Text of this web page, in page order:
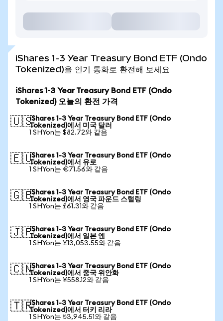
iShares 1-3 Year Treasury Bond ETF (Ondo
Tokenized)을 인기 통화로 환전해 보세요
iShares 1-3 Year Treasury Bond ETF (Ondo
Tokenized) 오늘의 환전 가격
🇺🇸iShares 1-3 Year Treasury Bond ETF (Ondo
Tokenized)에서 미국 달러
1 SHYon는 $82.72와 같음
🇪🇺iShares 1-3 Year Treasury Bond ETF (Ondo
Tokenized)에서 유로
1 SHYon는 €71.56와 같음
🇬🇧iShares 1-3 Year Treasury Bond ETF (Ondo
Tokenized)에서 영국 파운드 스털링
1 SHYon는 £61.31와 같음
🇯🇵iShares 1-3 Year Treasury Bond ETF (Ondo
Tokenized)에서 일본 엔
1 SHYon는 ¥13,053.55와 같음
🇨🇳iShares 1-3 Year Treasury Bond ETF (Ondo
Tokenized)에서 중국 위안화
1 SHYon는 ¥558.12와 같음
🇹🇷iShares 1-3 Year Treasury Bond ETF (Ondo
Tokenized)에서 터키 리라
1 SHYon는 ₺3,945.51와 같음